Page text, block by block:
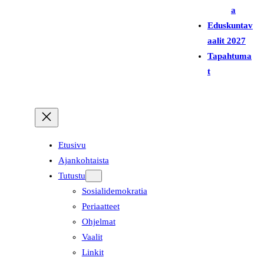
a
Eduskuntav
aalit 2027
Tapahtuma
t
Etusivu
Ajankohtaista
Tutustu
Sosialidemokratia
Periaatteet
Ohjelmat
Vaalit
Linkit